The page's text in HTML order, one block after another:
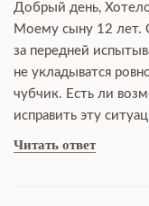
Добрый день,
Моему сыну 12 лет.
за передней
не укладыватся
чубчик. Есть ли
исправить эту
Читать ответ